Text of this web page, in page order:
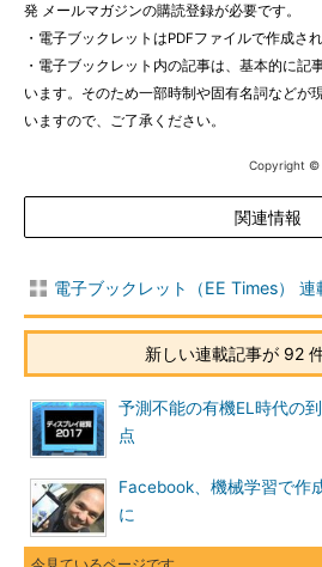
発 メールマガジンの購読登録が必要です。
・電子ブックレットはPDFファイルで作成され
・電子ブックレット内の記事は、基本的に記
います。そのため一部時制や固有名詞などが
いますので、ご了承ください。
Copyright ©
関連情報
電子ブックレット（EE Times） 連
新しい連載記事が 92
予測不能の有機EL時代の
点
Facebook、機械学習で作
に